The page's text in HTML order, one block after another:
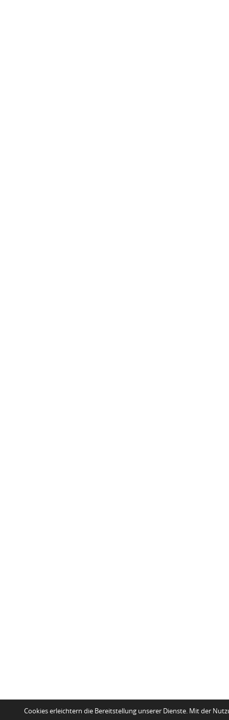
Cookies erleichtern die Bereitstellung unserer Dienste. Mit der